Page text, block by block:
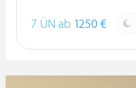
7 ÜN ab 1250 €